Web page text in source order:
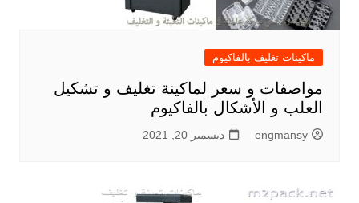
ماكينات تغليف بالفاكيوم
مواصفات و سعر لماكينة تغليف و تشكيل
العلب و الأشكال بالفاكيوم
engmansy ديسمبر 20, 2021